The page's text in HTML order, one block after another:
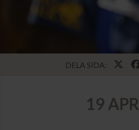
DELA SIDA:
19 APR